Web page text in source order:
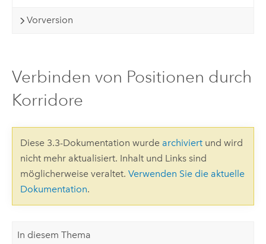
Vorversion
Verbinden von Positionen durch
Korridore
Diese 3.3-Dokumentation wurde archiviertund wird
nicht mehr aktualisiert. Inhalt und Links sind
möglicherweise veraltet. Verwenden Sie die aktuelle
Dokumentation.
In diesem Thema